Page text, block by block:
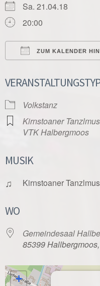
Sa. 21.04.18
20:00
ZUM KALENDER
Volkstanz
Kirnstoaner
VTK Halbergmoos
MUSIK
♫ Kirnstoaner
WO
Gemeindesaal
85399
+